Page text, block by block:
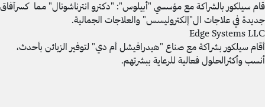
قام سيلكور بالشراكة مع مؤسسي "أبيلوس": "دكترو انترناشونال" مما كسرآفاق
جديدة في علاجات ال"إلكتروليسس" والعلاجات الجمالية.
Edge Systems LLC
أقام سيلكور بشراكة مع صناع "هيدرافيشل أم دي" لتوفير الزبائن بأحدث،
أنسب وأكثرالحلول فعالية للرعاية ببشرتهم.